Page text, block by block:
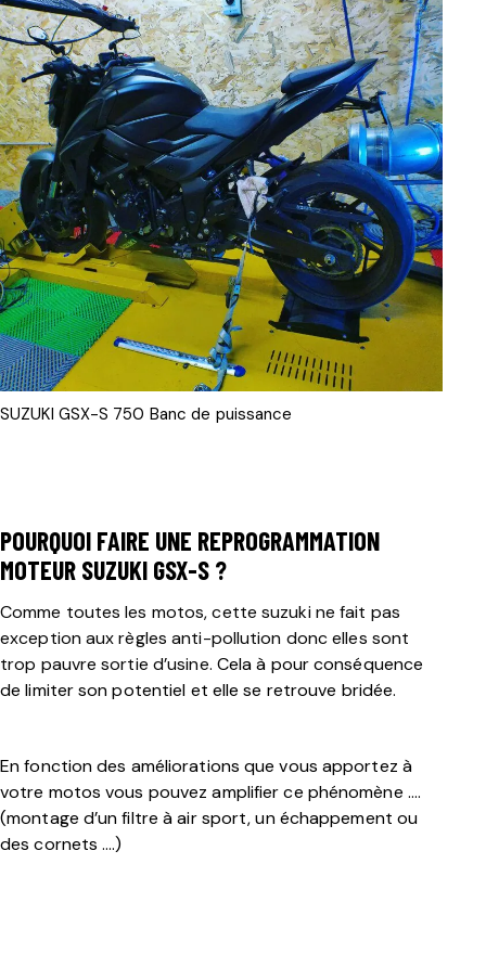
SUZUKI GSX-S 750 Banc de puissance
POURQUOI FAIRE UNE REPROGRAMMATION
MOTEUR SUZUKI GSX-S ?
Comme toutes les motos, cette suzuki ne fait pas
exception aux règles anti-pollution donc elles sont
trop pauvre sortie d’usine. Cela à pour conséquence
de limiter son potentiel et elle se retrouve bridée.
En fonction des améliorations que vous apportez à
votre motos vous pouvez amplifier ce phénomène ….
(montage d’un filtre à air sport, un échappement ou
des cornets ….)